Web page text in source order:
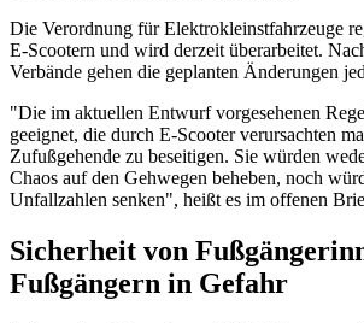
Die Verordnung für Elektrokleinstfahrzeuge
E-Scootern und wird derzeit überarbeitet.
Verbände gehen die geplanten Änderungen
"Die im aktuellen Entwurf vorgesehenen
geeignet, die durch E-Scooter verursachten
Zufußgehende zu beseitigen. Sie würden
Chaos auf den Gehwegen beheben, noch
Unfallzahlen senken", heißt es im offenen
Sicherheit von
Fußgängern in Gefahr